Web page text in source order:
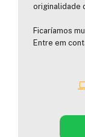
originalidade
Ficaríamos
Entre em